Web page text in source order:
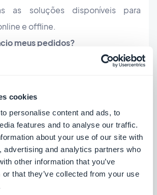
cookies
personalise content and ads, to
features and to analyse our traffic.
about your use of our site with
advertising and analytics partners who
other information that you’ve
or that they’ve collected from your use
as soluções disponíveis para
e offline.
meus pedidos?
único cliente aprendendo como
seus clientes.
maximizar minhas vendas?
estratégias de vendas,
todas as ferramentas à sua
aumentar suas vendas, como
ou como incentivar compras
clientes.